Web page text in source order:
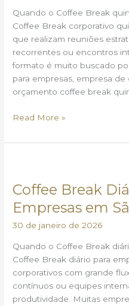
Quando o Coffee Break
Coffee Break corporativo
que realizam reuniões
recorrentes ou encontros
formato é muito buscado
para empresas, empresa
orçamento coffee break
Read More »
Coffee Break
Empresas em
30 de janeiro de 2026
Quando o Coffee Break
Coffee Break diário para
corporativos com grande
contínuos ou equipes
produtividade. Muitas
Diário
para
Empresas
em